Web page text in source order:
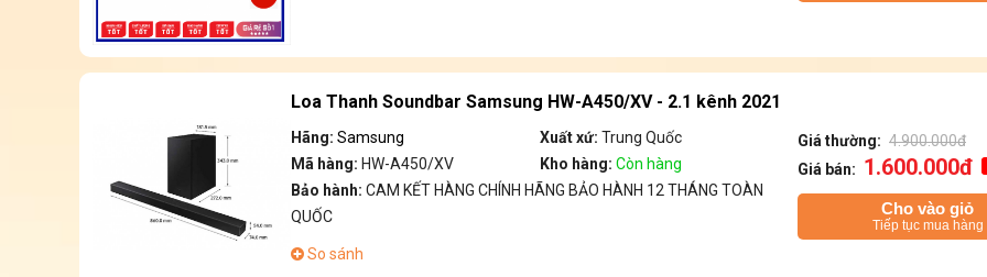
Loa Thanh Soundbar Samsung HW-A450/XV - 2.1 kênh 2021
Hãng: Samsung Xuất xứ: Trung Quốc
Mã hàng: HW-A450/XV Kho hàng: Còn hàng
Bảo hành: CAM KẾT HÀNG CHÍNH HÃNG BẢO HÀNH 12 THÁNG TOÀN
QUỐC
So sánh
Giá thường: 4.900.000đ
Giá bán: 1.600.000đ
Cho vào giỏ
Tiếp tục mua hàng